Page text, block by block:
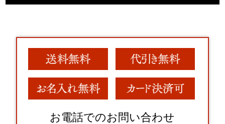
お電話でのお問い合わせ